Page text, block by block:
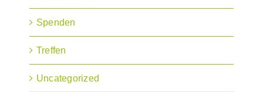
Spenden
Treffen
Uncategorized